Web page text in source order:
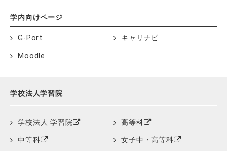
学内向けページ
G-Port キャリナビ
Moodle
学校法人学習院
学校法人 学習院 高等科
中等科 女子中・高等科